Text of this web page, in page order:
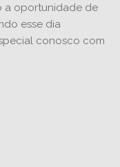
a oportunidade de
esse dia
conosco com